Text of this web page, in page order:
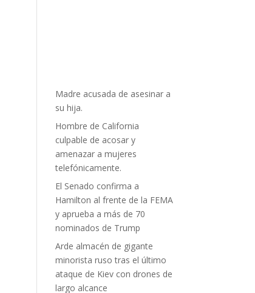
Madre acusada de asesinar a
su hija.
Hombre de California
culpable de acosar y
amenazar a mujeres
telefónicamente.
El Senado confirma a
Hamilton al frente de la FEMA
y aprueba a más de 70
nominados de Trump
Arde almacén de gigante
minorista ruso tras el último
ataque de Kiev con drones de
largo alcance